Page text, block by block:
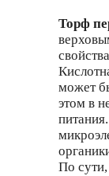
Торф
может
этом в
По